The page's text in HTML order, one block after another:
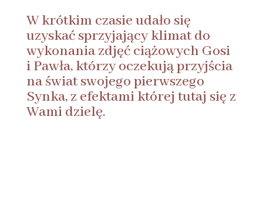
W krótkim czasie udało się
uzyskać sprzyjający klimat do
wykonania zdjęć ciążowych Gosi
i Pawła, którzy oczekują przyjścia
na świat swojego pierwszego
Synka, z efektami której tutaj się z
Wami dzielę.